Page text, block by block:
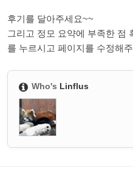
후기를 달아주세요~~
그리고 정모 요약에 부족한 점
를 누르시고 페이지를 수정해
Who's Linflus